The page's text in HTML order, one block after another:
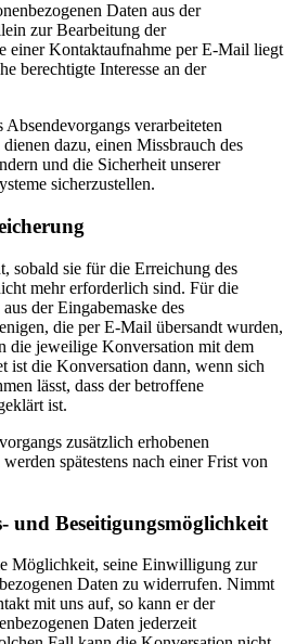
Daten aus der
zur Bearbeitung der
einer Kontaktaufnahme per E-Mail liegt
berechtigte Interesse an der
verarbeiteten
dazu, einen Missbrauch des
und die Sicherheit unserer
sicherzustellen.
sobald sie für die Erreichung des
mehr erforderlich sind. Für die
der Eingabemaske des
die per E-Mail übersandt wurden,
die jeweilige Konversation mit dem
ist die Konversation dann, wenn sich
lässt, dass der betroffene
ist.
zusätzlich erhobenen
spätestens nach einer Frist von
Beseitigungsmöglichkeit
Möglichkeit, seine Einwilligung zur
Daten zu widerrufen. Nimmt
mit uns auf, so kann er der
Daten jederzeit